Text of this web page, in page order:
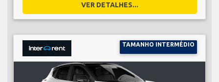
VER DETALHES...
TAMANHO INTERMÉDIO